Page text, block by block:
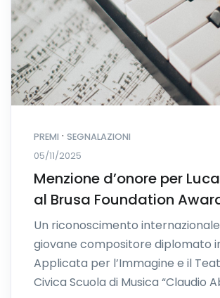
PREMI · SEGNALAZIONI
05/11/2025
Menzione d’onore per
al Brusa Foundation
Un riconoscimento
giovane compositore diplomato
Applicata per l’Immagine e il
Civica Scuola di Musica “Claudio